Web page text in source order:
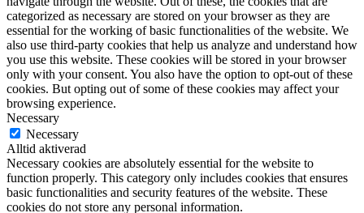
categorized as necessary are stored on your browser as they are
essential for the working of basic functionalities of the website. We
also use third-party cookies that help us analyze and understand how
you use this website. These cookies will be stored in your browser
only with your consent. You also have the option to opt-out of these
cookies. But opting out of some of these cookies may affect your
browsing experience.
Necessary
Necessary
Alltid aktiverad
Necessary cookies are absolutely essential for the website to
function properly. This category only includes cookies that ensures
basic functionalities and security features of the website. These
cookies do not store any personal information.